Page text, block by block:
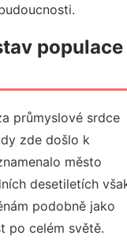
populace
průmyslové srdce
zde došlo k
město
desetiletích
podobně jako
po celém světě.